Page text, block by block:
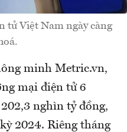
tử Việt Nam ngày càng
minh Metric.vn,
mại điện tử 6
nghìn tỷ đồng,
2024. Riêng tháng